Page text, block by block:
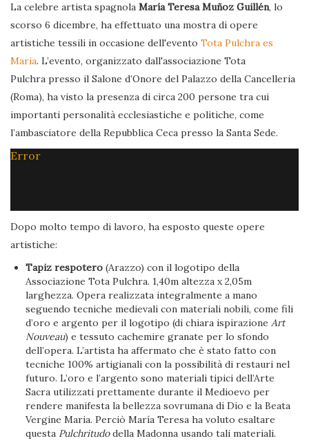
La celebre artista spagnola María Teresa Muñoz Guillén, lo
scorso 6 dicembre, ha effettuato una mostra di opere
artistiche tessili in occasione dell'evento Tota Pulchra es
Maria. L’evento, organizzato dall'associazione Tota
Pulchra presso il Salone d’Onore del Palazzo della Cancelleria
(Roma), ha visto la presenza di circa 200 persone tra cui
importanti personalità ecclesiastiche e politiche, come
l’ambasciatore della Repubblica Ceca presso la Santa Sede.
Error
Dopo molto tempo di lavoro, ha esposto queste opere
artistiche:
Tapiz respotero (Arazzo) con il logotipo della
Associazione Tota Pulchra. 1,40m altezza x 2,05m
larghezza. Opera realizzata integralmente a mano
seguendo tecniche medievali con materiali nobili, come fili
d’oro e argento per il logotipo (di chiara ispirazioneArt
Nouveau) e tessuto cachemire granate per lo sfondo
dell’opera. L’artista ha affermato che è stato fatto con
tecniche 100% artigianali con la possibilità di restauri nel
futuro. L’oro e l’argento sono materiali tipici dell’Arte
Sacra utilizzati prettamente durante il Medioevo per
rendere manifesta la bellezza sovrumana di Dio e la Beata
Vergine Maria. Perciò María Teresa ha voluto esaltare
questa Pulchritudodella Madonna usando tali materiali.